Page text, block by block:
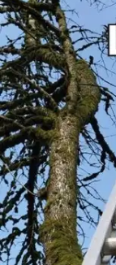
Tuotekuvaus
Längd är en mycket
Matematiska
exempel på de
Övningarna består i
och presenteras
ord introduceras
16 sidor för att
boken. Övningarna
läskunnighet ska